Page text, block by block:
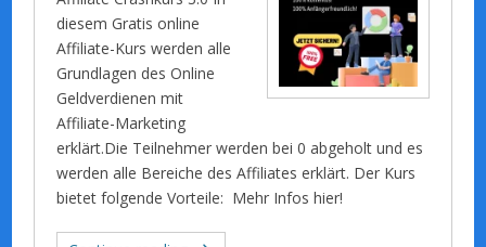
diesem Gratis online
Affiliate-Kurs werden alle
Grundlagen des Online
Geldverdienen mit
Affiliate-Marketing
erklärt.Die Teilnehmer werden bei 0 abgeholt und es
werden alle Bereiche des Affiliates erklärt. Der Kurs
bietet folgende Vorteile: Mehr Infos hier!